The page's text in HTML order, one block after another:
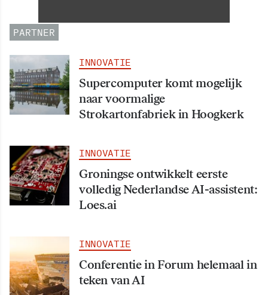
PARTNER
INNOVATIE
Supercomputer komt mogelijk
naar voormalige
Strokartonfabriek in Hoogkerk
INNOVATIE
Groningse ontwikkelt eerste
volledig Nederlandse AI-assistent:
Loes.ai
INNOVATIE
Conferentie in Forum helemaal in
teken van AI